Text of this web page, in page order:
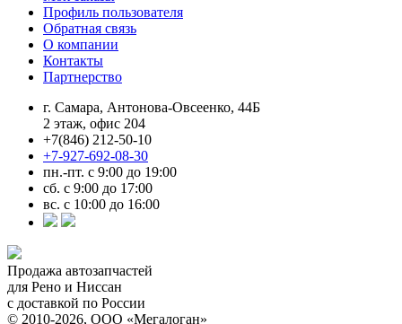
Профиль пользователя
Обратная связь
О компании
Контакты
Партнерство
г. Самара, Антонова-Овсеенко, 44Б
2 этаж, офис 204
+7(846) 212-50-10
+7-927-692-08-30
пн.-пт. с 9:00 до 19:00
сб. с 9:00 до 17:00
вс. с 10:00 до 16:00
Продажа автозапчастей
для Рено и Ниссан
с доставкой по России
© 2010-2026, ООО «Мегалоган»